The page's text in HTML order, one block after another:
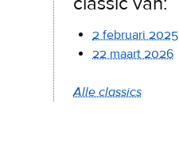
2 februari 2025
22 maart 2026
Alle classics